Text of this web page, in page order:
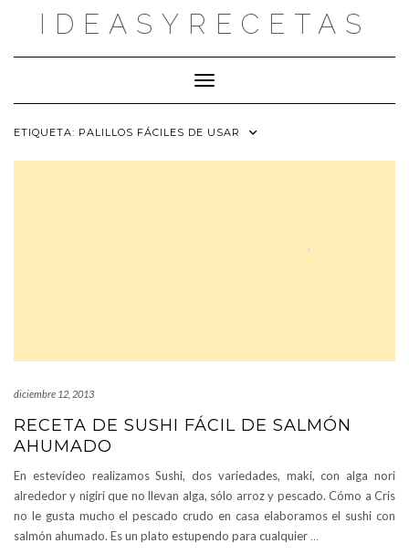
IDEASYRECETAS
Cambiar modo de navegación
ETIQUETA: PALILLOS FÁCILES DE USAR
diciembre 12, 2013
RECETA DE SUSHI FÁCIL DE SALMÓN
AHUMADO
En estevídeo realizamos Sushi, dos variedades, maki, con alga nori
alrededor y nigiri que no llevan alga, sólo arroz y pescado. Cómo a Cris
no le gusta mucho el pescado crudo en casa elaboramos el sushi con
salmón ahumado. Es un plato estupendo para cualquier …